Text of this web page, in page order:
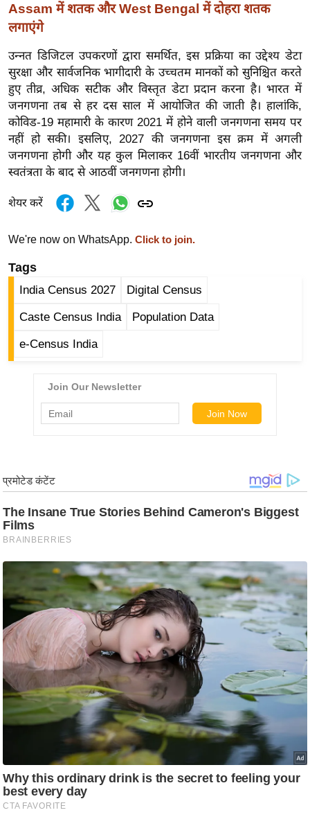
म
नो
ज
न
ज
ग
त
बॉ
ली
ड
ली
वु
ल्म
स
i
g
N
e
s
ला
इ
फ
स्टा
इ
ल
टे
लॉ
जी
ब्यू
Assam में शतक और West Bengal में दोहरा शतक
लगाएंगे
उन्नत डिजिटल उपकरणों द्वारा समर्थित, इस प्रक्रिया का उद्देश्य डेटा
सुरक्षा और सार्वजनिक भागीदारी के उच्चतम मानकों को सुनिश्चित करते
हुए तीव्र, अधिक सटीक और विस्तृत डेटा प्रदान करना है। भारत में
जनगणना तब से हर दस साल में आयोजित की जाती है। हालांकि,
कोविड-19 महामारी के कारण 2021 में होने वाली जनगणना समय पर
नहीं हो सकी। इसलिए, 2027 की जनगणना इस क्रम में अगली
जनगणना होगी और यह कुल मिलाकर 16वीं भारतीय जनगणना और
स्वतंत्रता के बाद से आठवीं जनगणना होगी।
शेयर करें
We're now on WhatsApp. Click to join.
Tags
India Census 2027 Digital Census
Caste Census India Population Data
e-Census India